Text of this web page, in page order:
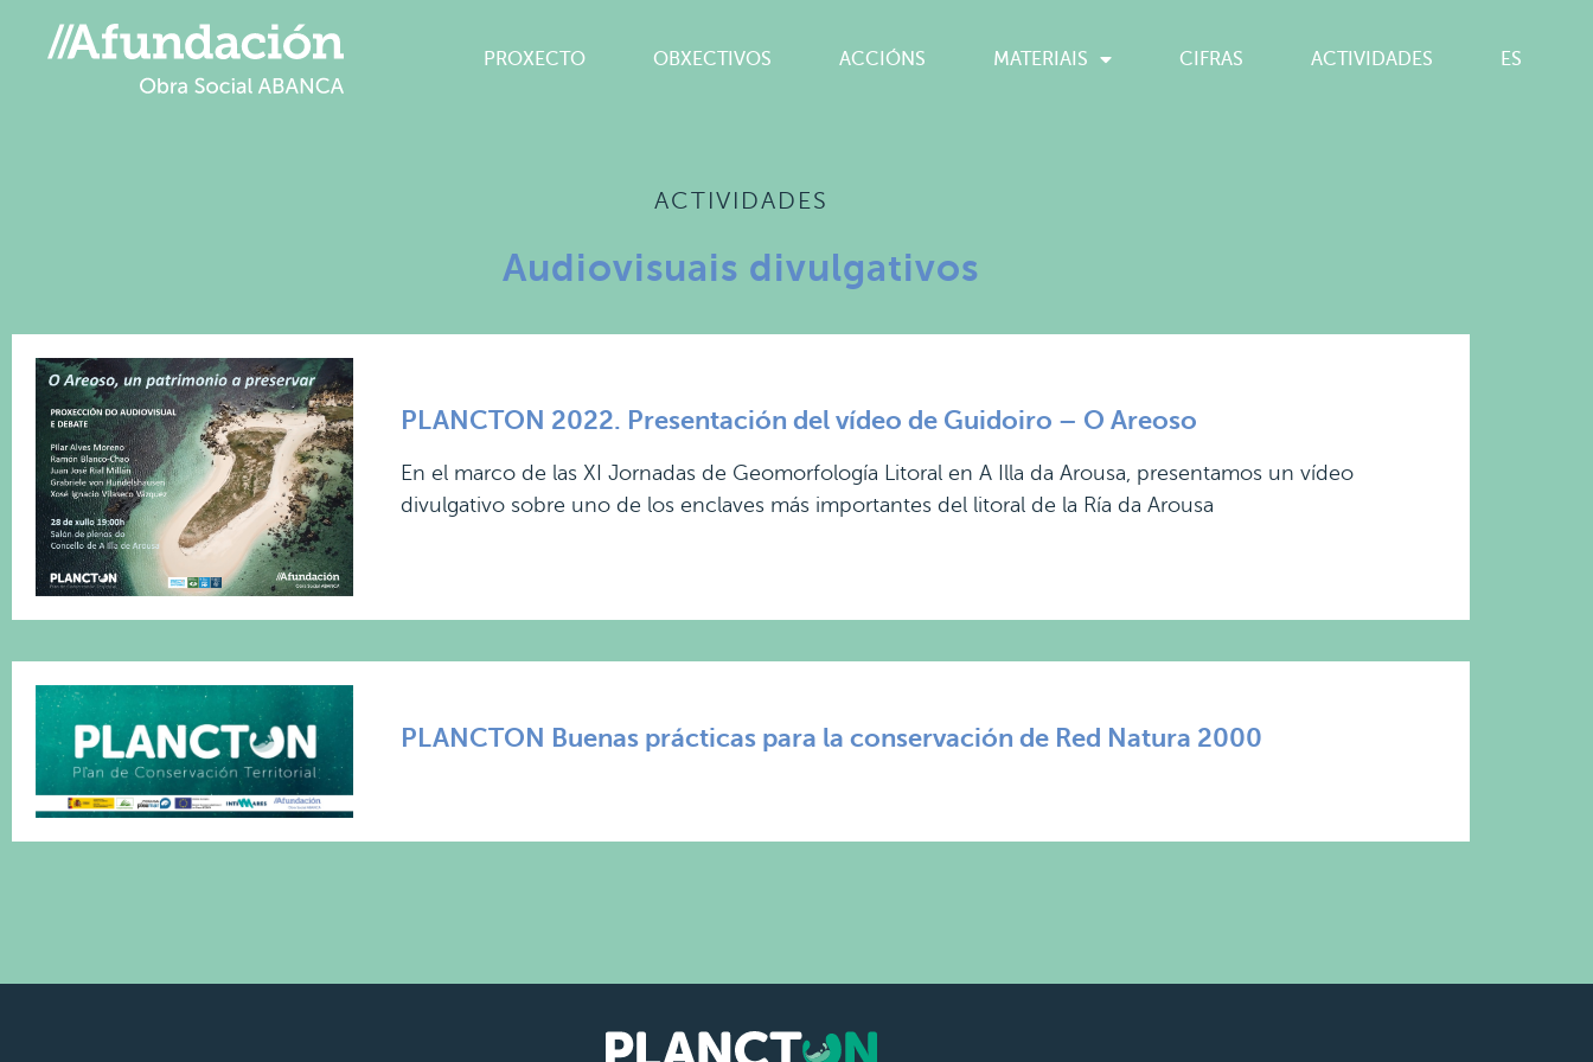
PROXECTO OBXECTIVOS ACCIÓNS MATERIAIS CIFRAS ACTIVIDADES ES
ACTIVIDADES
Audiovisuais divulgativos
PLANCTON 2022. Presentación del vídeo de Guidoiro – O Areoso
En el marco de las XI Jornadas de Geomorfología Litoral en A Illa da Arousa, presentamos un vídeo
divulgativo sobre uno de los enclaves más importantes del litoral de la Ría da Arousa
PLANCTON Buenas prácticas para la conservación de Red Natura 2000